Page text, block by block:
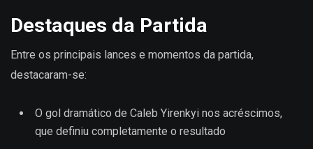
Destaques da Partida
Entre os principais lances e momentos da partida,
destacaram-se:
O gol dramático de Caleb Yirenkyi nos acréscimos,
que definiu completamente o resultado